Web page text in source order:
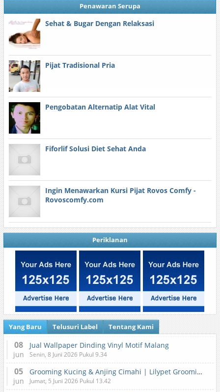
Penawaran Serupa
Sehat & Bugar Dengan Relaksasi
Pijat Tradisional Pria
Pengobatan Alternatip Alat Vital
Fiforlif Solusi Diet Sehat Anda
Ingin Menawarkan Kursi Pijat Rovos Comfy -
Rovoscomfy.com
Periklanan
Yang Baru Telusuri Label Tentang Kami
08
jun
Jual Wallpaper Dinding Vinyl Motif Malang
Senin, 8 Juni 2026 Pukul 9.34
05
jun
Grooming Kucing & Anjing Cimahi | Lilypet Grooming & Pet Hotel
Jumat, 5 Juni 2026 Pukul 13.42